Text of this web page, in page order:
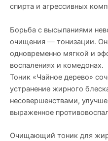
спирта и агрессивных
Борьба с высыпаниями
очищения — тонизации.
одновременно мягкой и
воспалениях и комедонах.
Тоник «Чайное дерево»
устранение жирного
несовершенствами,
выраженное
Очищающий тоник для